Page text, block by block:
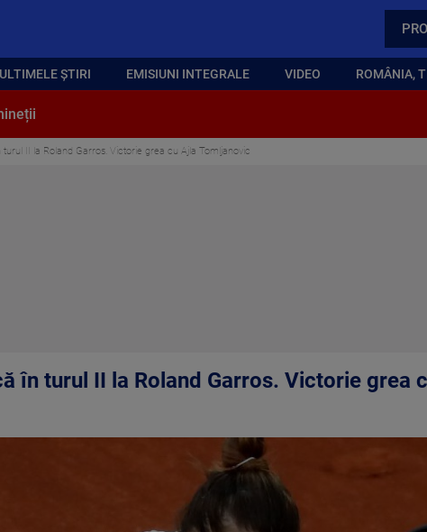
ULTIMELE ȘTIRI EMISIUNI INTEGRALE VIDEO ROMÂNIA,
II la Roland Garros. Victorie grea cu Ajla Tomljanovic
în turul II la Roland Garros. Victorie grea